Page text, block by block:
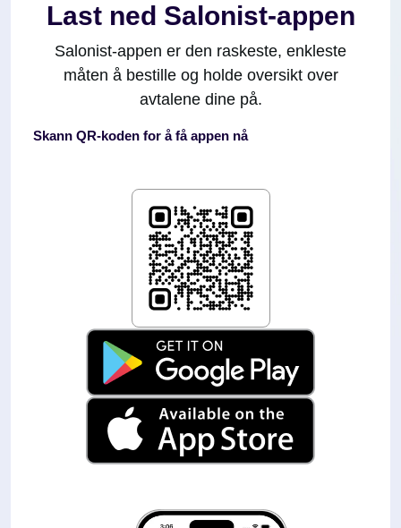
Last ned Salonist-appen
Salonist-appen er den raskeste, enkleste
måten å bestille og holde oversikt over
avtalene dine på.
Skann QR-koden for å få appen nå